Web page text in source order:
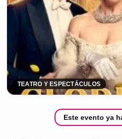
TEATRO Y ESPECTÁCULOS
Este evento ya